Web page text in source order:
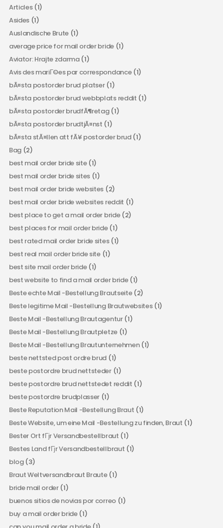
Articles(1)
Asides(1)
Auslandische Brute (1)
average price for mail order bride(1)
Aviator: Hrajte zdarma(1)
Avis des mariГ©es par correspondance(1)
bÃ¤sta postorder brud platser(1)
bÃ¤sta postorder brud webbplats reddit (1)
bÃ¤sta postorder brudfÃ¶retag(1)
bÃ¤sta postorder brudtjÃ¤nst (1)
bÃ¤sta stÃ¤llen att fÃ¥ postorder brud(1)
Bag(2)
best mail order bride site(1)
best mail order bride sites (1)
best mail order bride websites (2)
best mail order bride websites reddit (1)
best place to get a mail order bride(2)
best places for mail order bride(1)
best rated mail order bride sites(1)
best real mail order bride site(1)
best site mail order bride(1)
best website to find a mail order bride(1)
Beste echte Mail -Bestellung Brautseite(2)
Beste legitime Mail -Bestellung Brautwebsites(1)
Beste Mail -Bestellung Brautagentur(1)
Beste Mail -Bestellung Brautpletze(1)
Beste Mail -Bestellung Brautunternehmen(1)
beste nettsted post ordre brud (1)
beste postordre brud nettsteder(1)
beste postordre brud nettstedet reddit (1)
beste postordre brudplasser (1)
Beste Reputation Mail -Bestellung Braut (1)
Beste Website, um eine Mail -Bestellung zu finden, Braut (1)
Bester Ort fГјr Versandbestellbraut (1)
Bestes Land fГјr Versandbestellbraut (1)
blog(3)
Braut Weltversandbraut Braute(1)
bride mail order(1)
buenos sitios de novias por correo(1)
buy a mail order bride(1)